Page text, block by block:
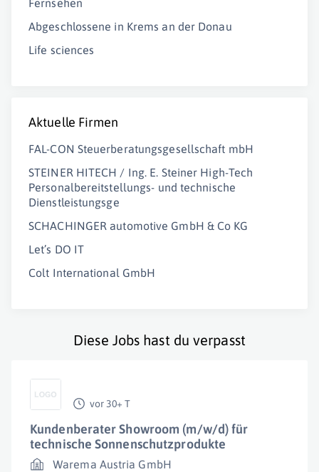
Fernsehen
Abgeschlossene in Krems an der Donau
Life sciences
Aktuelle Firmen
FAL-CON Steuerberatungsgesellschaft mbH
STEINER HITECH / Ing. E. Steiner High-Tech
Personalbereitstellungs- und technische
Dienstleistungsge
SCHACHINGER automotive GmbH & Co KG
Let’s DO IT
Colt International GmbH
Diese Jobs hast du verpasst
vor 30+ T
Kundenberater Showroom (m/w/d) für
technische Sonnenschutzprodukte
Warema Austria GmbH